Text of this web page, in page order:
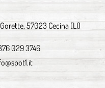
57023 Cecina (LI)
029 3746